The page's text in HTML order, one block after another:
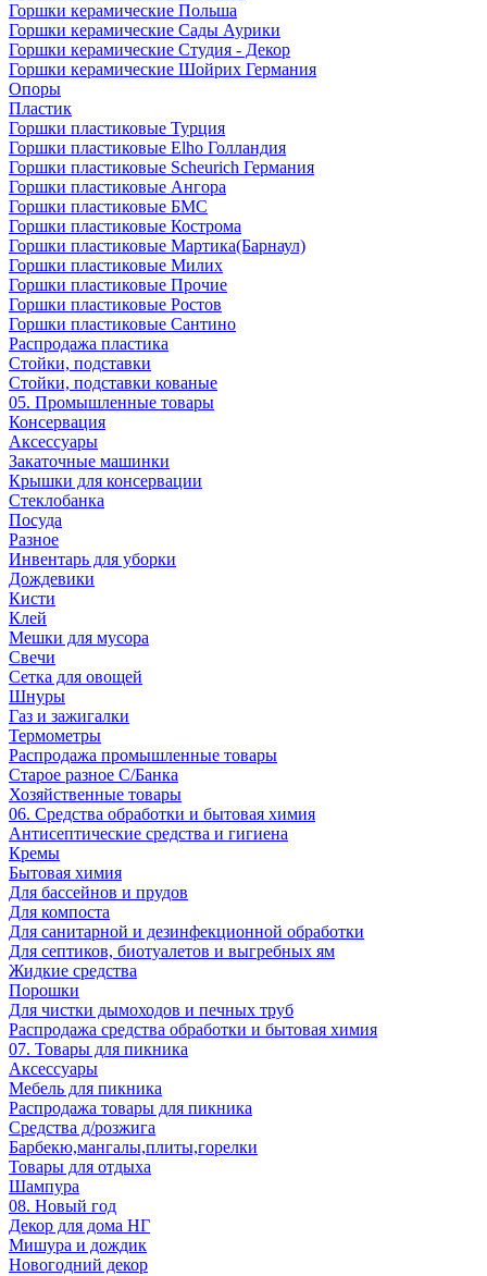
Горшки керамические Польша
Горшки керамические Сады Аурики
Горшки керамические Студия - Декор
Горшки керамические Шойрих Германия
Опоры
Пластик
Горшки пластиковые Турция
Горшки пластиковые Elho Голландия
Горшки пластиковые Scheuriсh Германия
Горшки пластиковые Ангора
Горшки пластиковые БМС
Горшки пластиковые Кострома
Горшки пластиковые Мартика(Барнаул)
Горшки пластиковые Милих
Горшки пластиковые Прочие
Горшки пластиковые Ростов
Горшки пластиковые Сантино
Распродажа пластика
Стойки, подставки
Стойки, подставки кованые
05. Промышленные товары
Консервация
Аксессуары
Закаточные машинки
Крышки для консервации
Стеклобанка
Посуда
Разное
Инвентарь для уборки
Дождевики
Кисти
Клей
Мешки для мусора
Свечи
Сетка для овощей
Шнуры
Газ и зажигалки
Термометры
Распродажа промышленные товары
Старое разное С/Банка
Хозяйственные товары
06. Средства обработки и бытовая химия
Антисептические средства и гигиена
Кремы
Бытовая химия
Для бассейнов и прудов
Для компоста
Для санитарной и дезинфекционной обработки
Для септиков, биотуалетов и выгребных ям
Жидкие средства
Порошки
Для чистки дымоходов и печных труб
Распродажа средства обработки и бытовая химия
07. Товары для пикника
Аксессуары
Мебель для пикника
Распродажа товары для пикника
Средства д/розжига
Барбекю,мангалы,плиты,горелки
Товары для отдыха
Шампура
08. Новый год
Декор для дома НГ
Мишура и дождик
Новогодний декор